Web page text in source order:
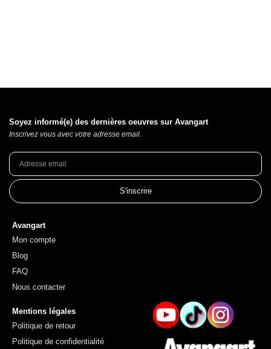
Avangart
Mon compte
Blog
FAQ
Nous contacter
Soyez informé(e) des dernières oeuvres sur Avangart
Inscrivez vous avec votre adresse email.
S'inscrire
Mentions légales
Politique de retour
Politique de confidentialité